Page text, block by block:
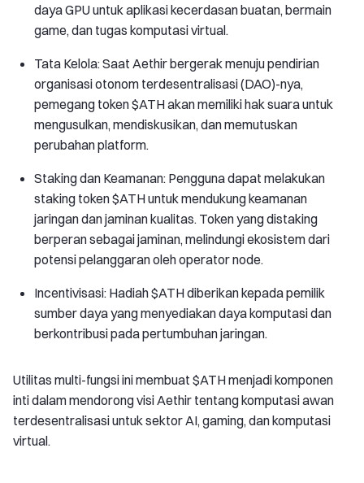
daya GPU untuk aplikasi kecerdasan buatan, bermain
game, dan tugas komputasi virtual.
Tata Kelola: Saat Aethir bergerak menuju pendirian
organisasi otonom terdesentralisasi (DAO)-nya,
pemegang token $ATH akan memiliki hak suara untuk
mengusulkan, mendiskusikan, dan memutuskan
perubahan platform.
Staking dan Keamanan: Pengguna dapat melakukan
staking token $ATH untuk mendukung keamanan
jaringan dan jaminan kualitas. Token yang distaking
berperan sebagai jaminan, melindungi ekosistem dari
potensi pelanggaran oleh operator node.
Incentivisasi: Hadiah $ATH diberikan kepada pemilik
sumber daya yang menyediakan daya komputasi dan
berkontribusi pada pertumbuhan jaringan.
Utilitas multi-fungsi ini membuat $ATH menjadi komponen
inti dalam mendorong visi Aethir tentang komputasi awan
terdesentralisasi untuk sektor AI, gaming, dan komputasi
virtual.